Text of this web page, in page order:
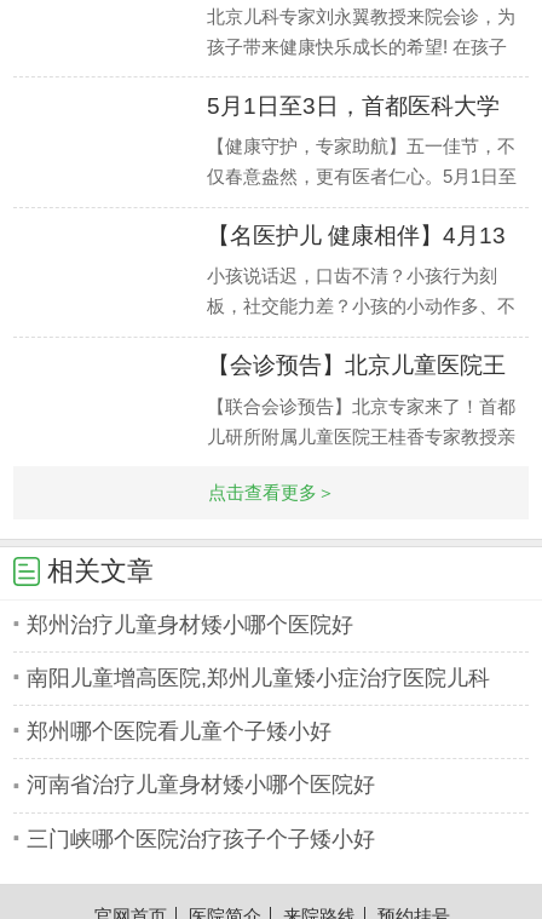
会诊
北京儿科专家刘永翼教授来院会诊，为
孩子带来健康快乐成长的希望! 在孩子
的生长发育过程中，家长们常常会遇到
各种困扰
5月1日至3日，首都医科大学
附属北
【健康守护，专家助航】五一佳节，不
仅春意盎然，更有医者仁心。5月1日至
3日，我院特邀首都医科大学附属北京
安定医院专
【名医护儿 健康相伴】4月13
日-
小孩说话迟，口齿不清？小孩行为刻
板，社交能力差？小孩的小动作多、不
能静、学习不好？一个孩子，眼睛眨个
不停，还会
【会诊预告】北京儿童医院王
桂香
【联合会诊预告】北京专家来了！首都
儿研所附属儿童医院王桂香专家教授亲
长求医求
点击查看更多＞
相关文章
郑州治疗儿童身材矮小哪个医院好
南阳儿童增高医院,郑州儿童矮小症治疗医院儿科
郑州哪个医院看儿童个子矮小好
河南省治疗儿童身材矮小哪个医院好
三门峡哪个医院治疗孩子个子矮小好